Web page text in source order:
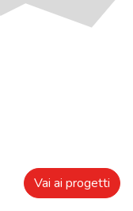
Vai ai progetti